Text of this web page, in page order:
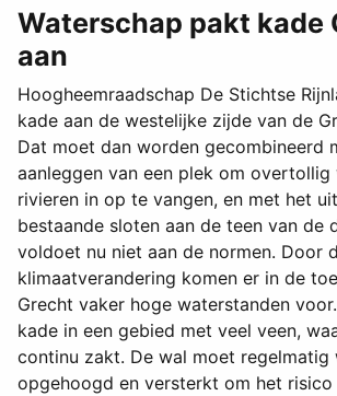
Waterschap pakt kade
aan
Hoogheemraadschap De Stichtse
kade aan de westelijke zijde van de
Dat moet dan worden gecombineerd
aanleggen van een plek om overtollig
rivieren in op te vangen, en met het
bestaande sloten aan de teen van de
voldoet nu niet aan de normen. Door
klimaatverandering komen er in de
Grecht vaker hoge waterstanden
kade in een gebied met veel veen,
continu zakt. De wal moet regelmatig
opgehoogd en versterkt om het